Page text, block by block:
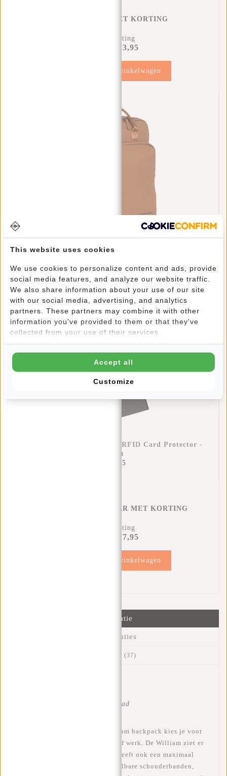
REGENHOES MET KORTING
11% Korting
€73,95
Toevoegen aan winkelwagen
Rugzak Waterafstotend Laptop 15.6"
Creditcardhouder Helsinki RFID Card Protector -
Zwart
€17,95
CREDITCARD HOUDER MET KORTING
12% Korting
€77,95
Toevoegen aan winkelwagen
Informatie
Specificaties
(37)
✓ Op voorraad
Wanneer je kiest voor deze William backpack kies je voor
een ideale tas voor naar school of werk. De William ziet er
niet alleen fantastisch uit maar heeft ook een maximaal
draagcomfort. De tas heeft verstelbare schouderbanden,
This website uses cookies
We use cookies to personalize content and ads, provide
social media features, and analyze our website traffic.
We also share information about your use of our site
with our social media, advertising, and analytics
partners. These partners may combine it with other
information you've provided to them or that they've
collected from your use of their services.
Customize
Accept all